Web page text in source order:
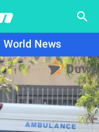
search
World News